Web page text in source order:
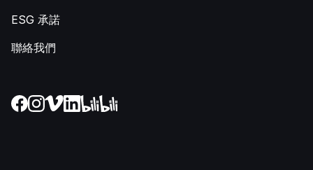
ESG 承諾
聯絡我們